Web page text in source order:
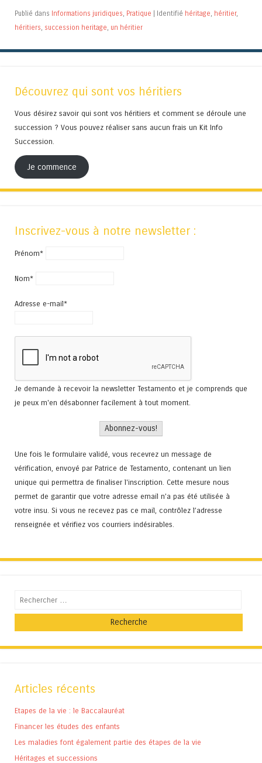
Publié dans Informations juridiques, Pratique Identifié héritage, héritier,
héritiers, succession heritage, un héritier
Découvrez qui sont vos héritiers
Vous désirez savoir qui sont vos héritiers et comment se déroule une
succession ? Vous pouvez réaliser sans aucun frais un Kit Info
Succession.
Je commence
Inscrivez-vous à notre newsletter :
Prénom*
Nom*
Adresse e-mail*
Je demande à recevoir la newsletter Testamento et je comprends que
je peux m'en désabonner facilement à tout moment.
Une fois le formulaire validé, vous recevrez un message de
vérification, envoyé par Patrice de Testamento, contenant un lien
unique qui permettra de finaliser l'inscription. Cette mesure nous
permet de garantir que votre adresse email n’a pas été utilisée à
votre insu. Si vous ne recevez pas ce mail, contrôlez l’adresse
renseignée et vérifiez vos courriers indésirables.
Recherche
Articles récents
Etapes de la vie : le Baccalauréat
Financer les études des enfants
Les maladies font également partie des étapes de la vie
Héritages et successions